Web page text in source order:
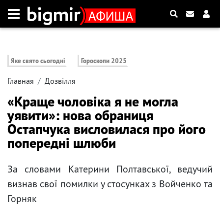
Яке свято сьогодні Гороскопи 2025
Главная Дозвілля
«Краще чоловіка я не могла
уявити»: нова обраниця
Остапчука висловилася про його
попередні шлюби
За словами Катерини Полтавської, ведучий
визнав свої помилки у стосунках з Войченко та
Горняк